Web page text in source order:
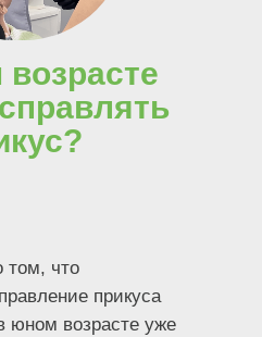
том, что
прикуса
юном возрасте уже